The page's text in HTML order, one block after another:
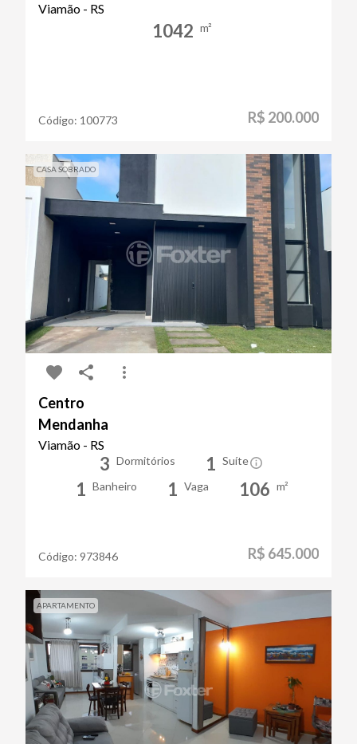
Viamão - RS
1042 m²
Código: 100773 R$ 200.000
CASA SOBRADO
Centro
Mendanha
Viamão - RS
3 Dormitórios 1 Suíte
1 Banheiro 1 Vaga 106 m²
Código: 973846 R$ 645.000
APARTAMENTO